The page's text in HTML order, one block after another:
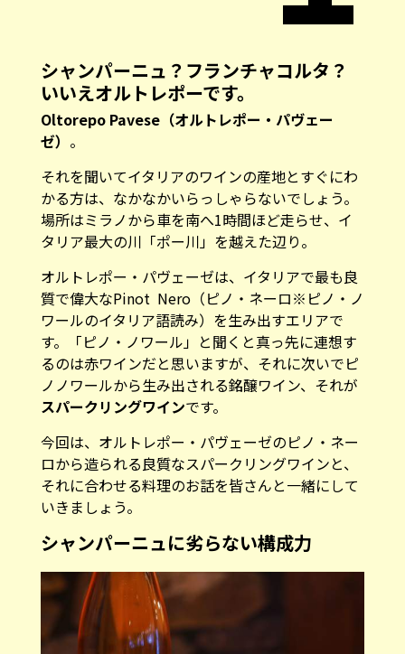
シャンパーニュ？フランチャコルタ？
いいえオルトレポーです。
Oltorepo Pavese（オルトレポー・パヴェー
ゼ） 。
それを聞いてイタリアのワインの産地とすぐにわ
かる方は、なかなかいらっしゃらないでしょう。
場所はミラノから車を南へ1時間ほど走らせ、イ
タリア最大の川「ポー川」を越えた辺り。
オルトレポー・パヴェーゼは、イタリアで最も良
質で偉大なPinot Nero（ピノ・ネーロ※ピノ・ノ
ワールのイタリア語読み）を生み出すエリアで
す。「ピノ・ノワール」と聞くと真っ先に連想す
るのは赤ワインだと思いますが、それに次いでピ
ノノワールから生み出される銘醸ワイン、それが
スパークリングワインです。
今回は、オルトレポー・パヴェーゼのピノ・ネー
ロから造られる良質なスパークリングワインと、
それに合わせる料理のお話を皆さんと一緒にして
いきましょう。
シャンパーニュに劣らない構成力